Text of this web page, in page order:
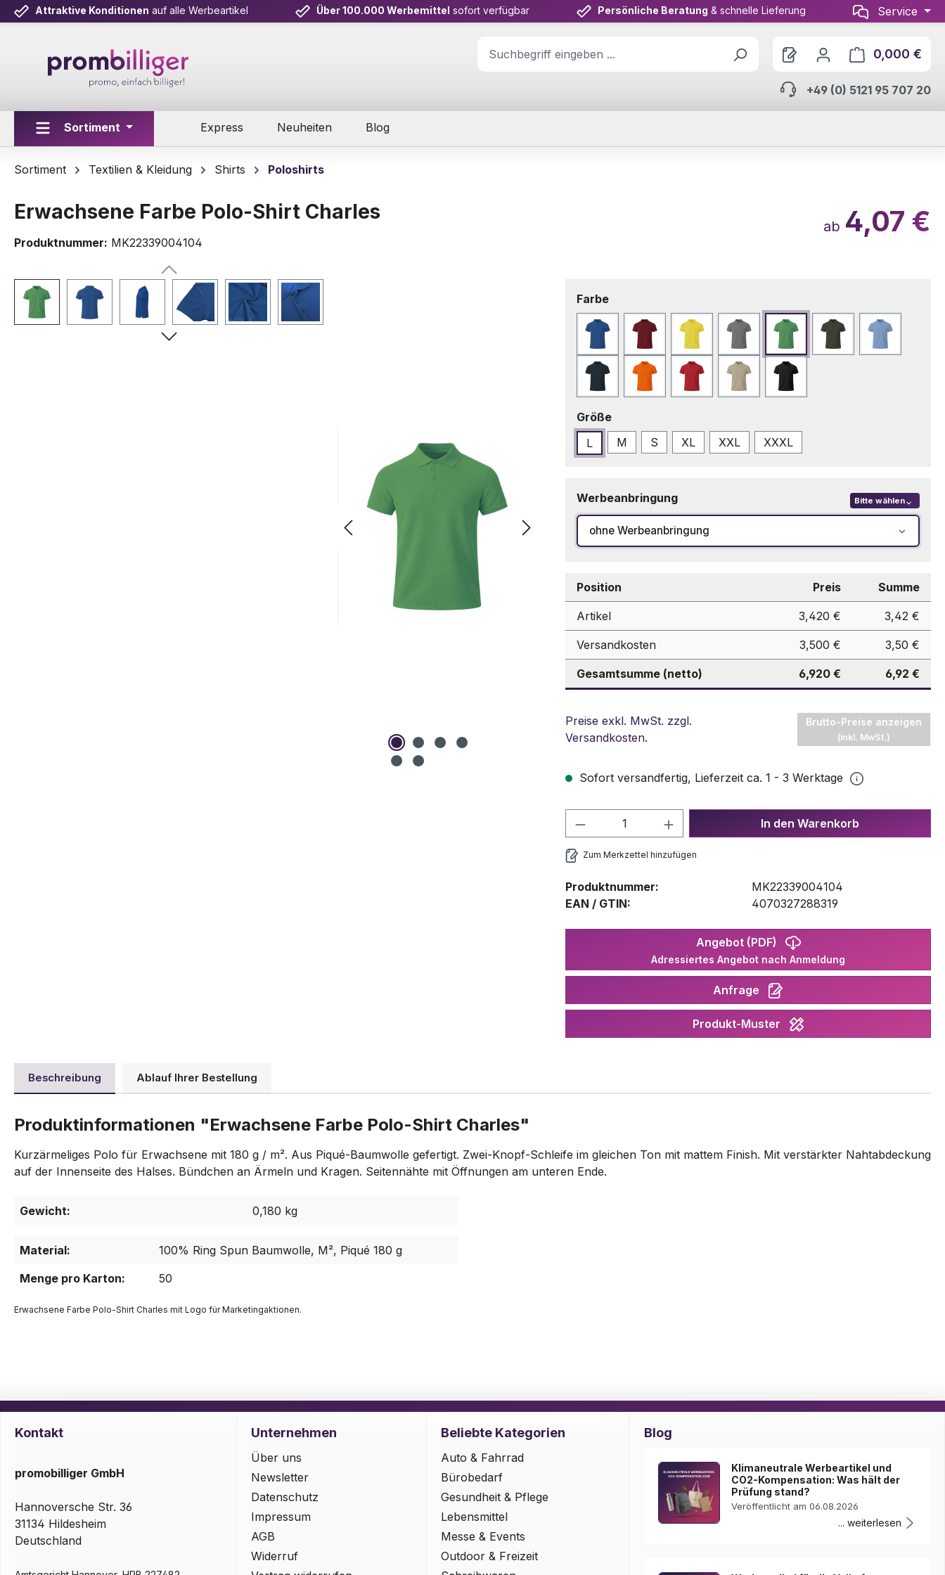
Hauptinhalt springen
Zur Suche springen
Zur Hauptnavigation springen
Attraktive Konditionen auf alle Werbeartikel Über 100.000 Werbemittel sofort verfügbar Persönliche Beratung & schnelle Lieferung Service
0,000 €
+49 (0) 5121 95 707 20
Sortiment Express Neuheiten Blog
Sortiment Textilien & Kleidung Shirts Poloshirts
Erwachsene Farbe Polo-Shirt Charles
Produktnummer: MK22339004104
ab 4,07 €
Farbeauswählen
Blau Bordeaux Gelb Grau Grün Grün BottleHellblau
MarineblauOrange Rot Sand Schwarz
Größeauswählen
L
M S XL XXL XXXL
Werbeanbringung Bitte wählen
ohne Werbeanbringung
Position Preis Summe
Artikel 3,420 € 3,42 €
Versandkosten 3,500 € 3,50 €
Gesamtsumme (netto) 6,920 € 6,92 €
Preise exkl. MwSt. zzgl.
Versandkosten.
Brutto-Preise anzeigen
(inkl. MwSt.)
Sofort versandfertig, Lieferzeit ca. 1 - 3 Werktage
Produkt Anzahl: Gib den gewünschten Wert
In den Warenkorb
Zum Merkzettel hinzufügen
Produktnummer:
MK22339004104
EAN / GTIN:
4070327288319
Angebot (PDF)
Adressiertes Angebot nach Anmeldung
Anfrage
Produkt-Muster
Beschreibung Ablauf Ihrer Bestellung
Produktinformationen "Erwachsene Farbe Polo-Shirt Charles"
Kurzärmeliges Polo für Erwachsene mit 180 g / m². Aus Piqué-Baumwolle gefertigt. Zwei-Knopf-Schleife im gleichen Ton mit mattem Finish. Mit verstärkter Nahtabdeckung
auf der Innenseite des Halses. Bündchen an Ärmeln und Kragen. Seitennähte mit Öffnungen am unteren Ende.
Gewicht: 0,180 kg
Material:
100% Ring Spun Baumwolle, M², Piqué 180 g
Menge pro Karton:
50
Erwachsene Farbe Polo-Shirt Charles mit Logo für Marketingaktionen.
Kontakt
promobilliger GmbH
Hannoversche Str. 36
31134 Hildesheim
Deutschland
Unternehmen
Über uns
Newsletter
Datenschutz
Impressum
AGB
Widerruf
Beliebte Kategorien
Auto & Fahrrad
Bürobedarf
Gesundheit & Pflege
Lebensmittel
Messe & Events
Outdoor & Freizeit
Blog
Klimaneutrale Werbeartikel und
CO2-Kompensation: Was hält der
Prüfung stand?
Veröffentlicht am 06.08.2026
... weiterlesen